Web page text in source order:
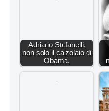
Adriano Stefanelli,
non solo il calzolaio di
Obama.